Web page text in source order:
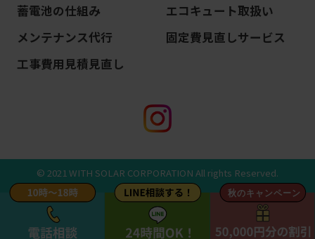
蓄電池の仕組み
エコキュート取扱い
メンテナンス代行
固定費見直しサービス
工事費用見積見直し
© 2021 WITH SOLAR CORPORATION All rights Reserved.